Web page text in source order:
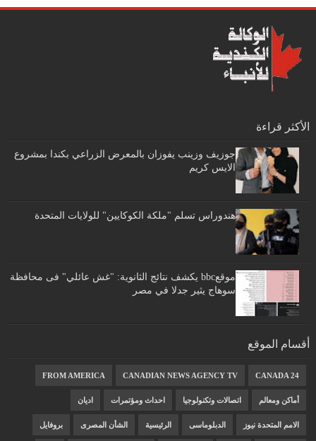
الأكثر قراءة
جوزيف وزينب يفوزان بالمعرض الزراعي بكندا بمشروع
الايس كريم
هندوراس تسلم "ملكة الكوكايين" للولايات المتحدة
موقعbbc يكشف نتائج الثانوية: "غش عائلي" فى محافظة
سوهاج يثير جدلا في مصر
أقسام الموقع
CANADA 24
CANADIAN NEWS AGENCY TV
FROM AMERICA
أماكن ومعالم اتصالات وتكنولوجيا احداث ومؤتمرات اديان
الامم المتحدة نيوز الدبلوماسى الرئيسية الشأن المصرى بروفايل